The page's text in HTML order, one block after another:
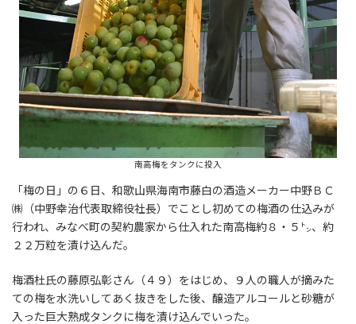
南高梅をタンクに投入
「梅の日」の６日、和歌山県海南市藤白の酒造メーカー中野ＢＣ
㈱（中野幸治代表取締役社長）でことし初めての梅酒の仕込みが
行われ、みなべ町の契約農家から仕入れた南高梅約８・５㌧、約
２２万粒を漬け込んだ。
梅酒杜氏の藤原弘彰さん（４９）をはじめ、９人の職人が摘みた
ての梅を水洗いしてあく抜きをした後、醸造アルコールと砂糖が
入った巨大熟成タンクに梅を漬け込んでいった。